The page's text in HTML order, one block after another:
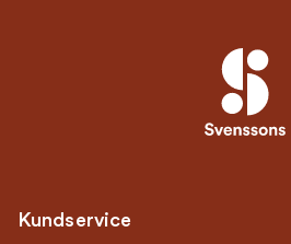
Kundservice